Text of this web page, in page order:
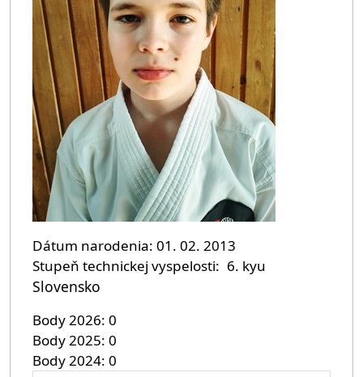
Dátum narodenia 01. 02. 2013
Stupeň technickej vyspelosti
6. kyu
Slovensko
Body 2026 0
Body 2025 0
Body 2024 0